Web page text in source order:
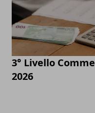
3° Livello
2026